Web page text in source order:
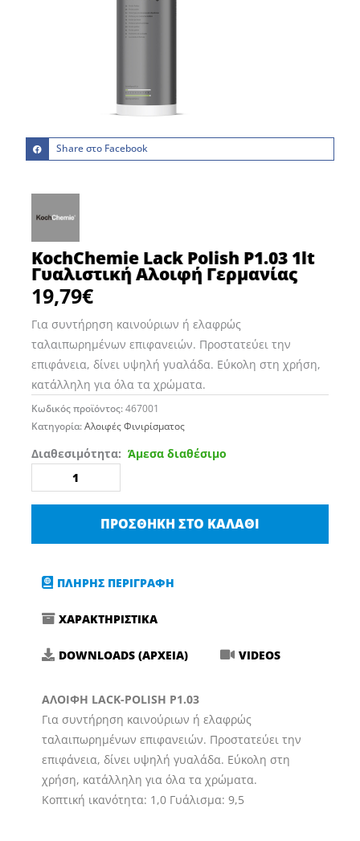
Share στο Facebook
KochChemie Lack Polish P1.03 1lt
Γυαλιστική Αλοιφή Γερμανίας
19,79€
Για συντήρηση καινούριων ή ελαφρώς
ταλαιπωρημένων επιφανειών. Προστατεύει την
επιφάνεια, δίνει υψηλή γυαλάδα. Εύκολη στη χρήση,
κατάλληλη για όλα τα χρώματα.
Κωδικός προϊόντος:467001
Κατηγορία:Αλοιφές Φινιρίσματος
Διαθεσιμότητα: Άμεσα διαθέσιμο
KochChemie
Polish
Αλοιφή
Γερμανίας
ποσότητα
ΠΡΟΣΘΉΚΗ ΣΤΟ ΚΑΛΆΘΙ
ΠΛΗΡΗΣ ΠΕΡΙΓΡΑΦΗ
ΧΑΡΑΚΤΗΡΙΣΤΙΚΑ
DOWNLOADS (ΑΡΧΕΙΑ) VIDEOS
ΑΛΟΙΦΗ LACK-POLISH P1.03
Για συντήρηση καινούριων ή ελαφρώς
ταλαιπωρημένων επιφανειών. Προστατεύει την
επιφάνεια, δίνει υψηλή γυαλάδα. Εύκολη στη
χρήση, κατάλληλη για όλα τα χρώματα.
Κοπτική ικανότητα: 1,0 Γυάλισμα: 9,5